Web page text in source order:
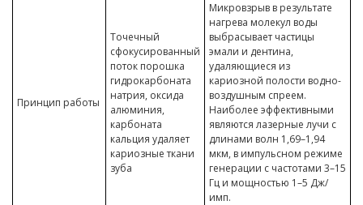
Принцип работы
Точечный
сфокусированный
поток порошка
гидрокарбоната
натрия, оксида
алюминия,
карбоната
кальция удаляет
кариозные ткани
зуба
Микровзрыв в результате
нагрева молекул воды
выбрасывает частицы
эмали и дентина,
удаляющиеся из
кариозной полости водно-
воздушным спреем.
Наиболее эффективными
являются лазерные лучи с
длинами волн 1,69–1,94
мкм, в импульсном режиме
генерации с частотами 3–15
Гц и мощностью 1–5 Дж/
имп.